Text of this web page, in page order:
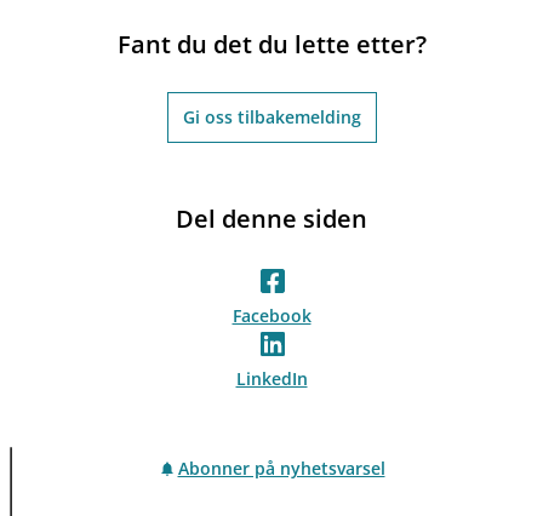
Fant du det du lette etter?
Gi oss tilbakemelding
Del denne siden
Facebook
LinkedIn
Abonner på nyhetsvarsel